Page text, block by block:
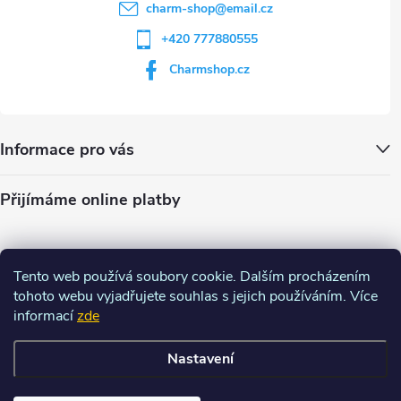
Tento web používá soubory cookie. Dalším procházením
tohoto webu vyjadřujete souhlas s jejich používáním. Více
informacízde
Nastavení
charm-shop@email.cz
+420 777880555
Charmshop.cz
Informace pro vás
Přijímáme online platby